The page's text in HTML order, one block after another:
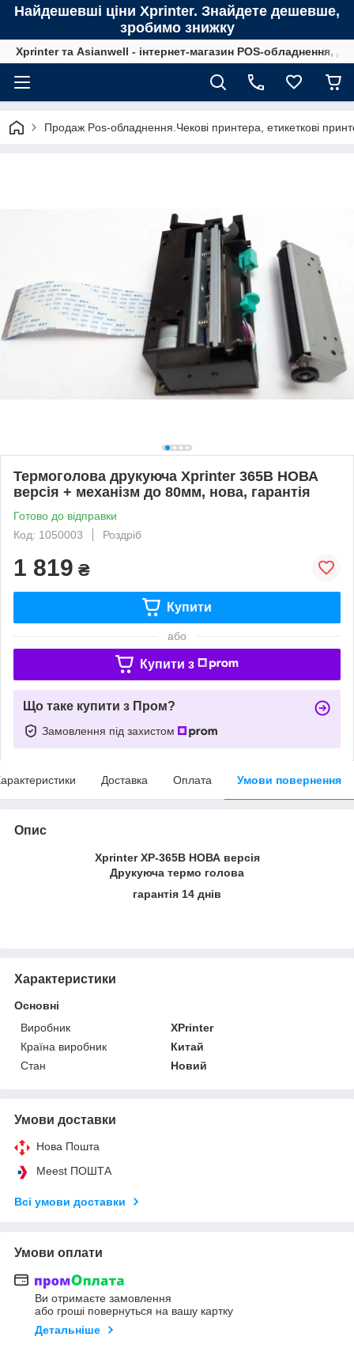
Найдешевші ціни Xprinter. Знайдете дешевше,
зробимо знижку
Xprinter та Asianwell - інтернет-магазин POS-обладнення,
Продаж Pos-обладнення.Чекові принтера, етикеткові
Термоголова друкуюча Xprinter 365B НОВА
версія + механізм до 80мм, нова, гарантія
Готово до відправки
Код: 1050003
Роздріб
1 819 ₴
Купити
або
Купити з
Що таке купити з Пром?
Замовлення під захистом
Доставка Оплата Умови повернення
Опис
Xprinter XP-365B НОВА версія
Друкуюча термо голова
гарантія 14 днів
Характеристики
Основні
Виробник
XPrinter
Країна виробник
Китай
Стан
Новий
Умови доставки
Нова Пошта
Meest ПОШТА
Всі умови доставки
Умови оплати
Ви отримаєте замовлення
або гроші повернуться на вашу картку
Детальніше